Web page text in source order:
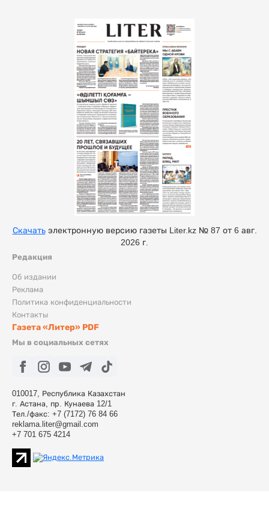
Редакция
Об издании
Реклама
Политика конфиденциальности
Контакты
Газета «Литер» PDF
Мы в социальных сетях
010017, Республика Казахстан
г. Астана, пр. Кунаева 12/1
Тел./факс: +7 (7172) 76 84 66
reklama.liter@gmail.com
+7 701 675 4214
Скачатьэлектронную версию газеты Liter.kz № 87 от 6 авг.
2026 г.